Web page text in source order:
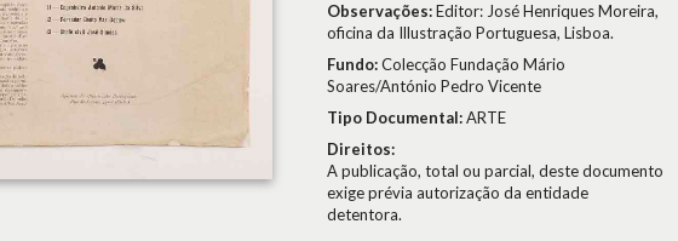
Observações:Editor: José Henriques Moreira,
oficina da Illustração Portuguesa, Lisboa.
Fundo:Colecção Fundação Mário
Soares/António Pedro Vicente
Tipo Documental:ARTE
Direitos:
A publicação, total ou parcial, deste documento
exige prévia autorização da entidade
detentora.